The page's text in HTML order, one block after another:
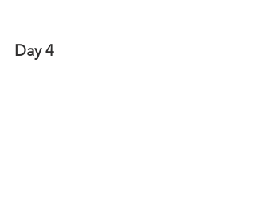
Day 4